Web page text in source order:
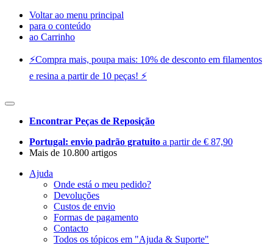
Voltar ao menu principal
para o conteúdo
ao Carrinho
⚡️Compra mais, poupa mais: 10% de desconto em filamentos
e resina a partir de 10 peças! ⚡️
Encontrar Peças de Reposição
Portugal: envio padrão gratuito a partir de € 87,90
Mais de 10.800 artigos
Ajuda
Onde está o meu pedido?
Devoluções
Custos de envio
Formas de pagamento
Contacto
Todos os tópicos em "Ajuda & Suporte"